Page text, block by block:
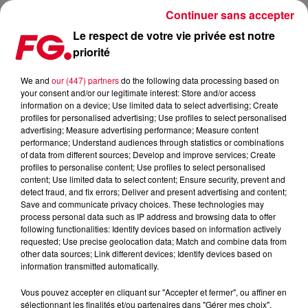
SOLIDAYS 2025, LES PREMIERS NOMS DÉVOILÉS
Publié : 23 janvier 2025 à 18h22 par Jean-Baptiste
BLANDIN
Le respect de votre vie privée est notre
priorité
We and our (447) partnersdo the following data processing based on
your consent and/or our legitimate interest: Store and/or access
information on a device; Use limited data to select advertising; Create
profiles for personalised advertising; Use profiles to select personalised
advertising; Measure advertising performance; Measure content
performance; Understand audiences through statistics or combinations
of data from different sources; Develop and improve services; Create
profiles to personalise content; Use profiles to select personalised
content; Use limited data to select content; Ensure security, prevent and
detect fraud, and fix errors; Deliver and present advertising and content;
Save and communicate privacy choices. These technologies may
process personal data such as IP address and browsing data to offer
following functionalities: Identify devices based on information actively
requested; Use precise geolocation data; Match and combine data from
other data sources; Link different devices; Identify devices based on
information transmitted automatically.
Vous pouvez accepter en cliquant sur "Accepter et fermer", ou affiner en
sélectionnant les finalités et/ou partenaires dans "Gérer mes choix".
Continuer sans accepter